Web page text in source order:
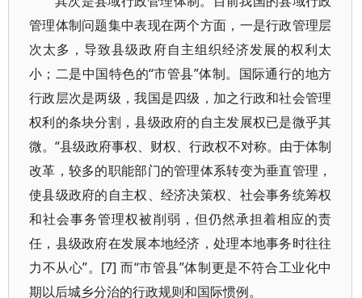
管理体制问题集中表现在两个方面，一是行政管理层
次太多，导致县级政府自主组织经济发展的权利太
小；二是中国特色的“市管县”体制。国际通行的地方
行政层次是两级，我国是四级，加之行政和社会管理
权利的条块分割，县级政府的自主发展权已是微乎其
微。“县级政府事权、财权、行政权不对称。由于体制
改革，较多的职能部门的管理体系转变为垂直管理，
使县级政府的自主权、经济决策权、社会事务统筹权
和社会事务管理权被削弱，但仍然承担着相应的责
任，县级政府在发展本地经济，处理本地事务时往往
力不从心”。[7] 而“市管县”体制更是不符合工业化中
期以后城乡分治的行政规则和国际惯例。